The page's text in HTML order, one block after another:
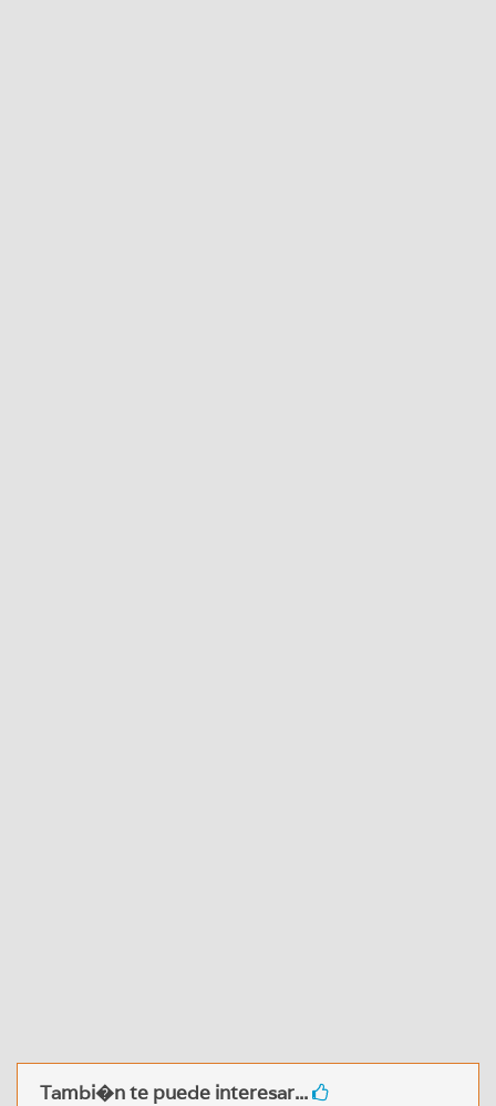
Tambi�n te puede interesar...